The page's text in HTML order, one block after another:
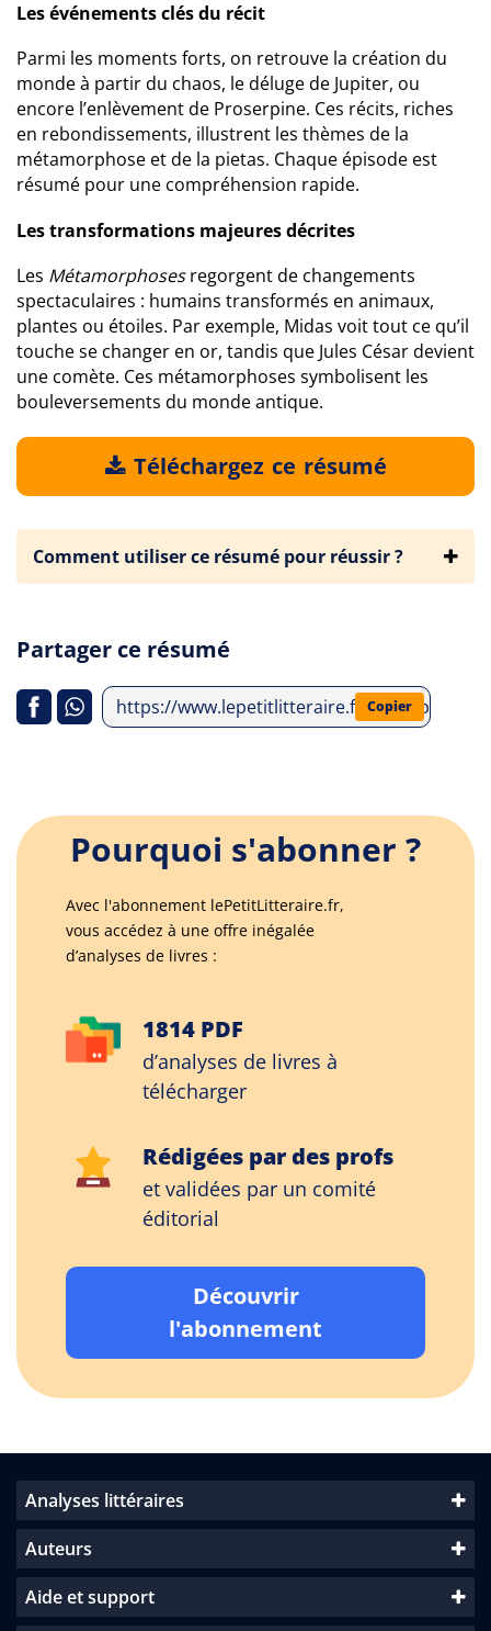
Les événements clés du récit
Parmi les moments forts, on retrouve la création du
monde à partir du chaos, le déluge de Jupiter, ou
encore l’enlèvement de Proserpine. Ces récits, riches
en rebondissements, illustrent les thèmes de la
métamorphose et de la pietas. Chaque épisode est
résumé pour une compréhension rapide.
Les transformations majeures décrites
Les Métamorphosesregorgent de changements
spectaculaires : humains transformés en animaux,
plantes ou étoiles. Par exemple, Midas voit tout ce qu’il
touche se changer en or, tandis que Jules César devient
une comète. Ces métamorphoses symbolisent les
bouleversements du monde antique.
Téléchargez ce résumé
Comment utiliser ce résumé pour réussir ?
Partager ce résumé
https://www.lepetitlitteraire.fr/index.php/
Copier
Pourquoi s'abonner ?
Avec l'abonnement lePetitLitteraire.fr,
vous accédez à une offre inégalée
d’analyses de livres :
1814 PDF
d’analyses de livres à
télécharger
Rédigées par des profs
et validées par un comité
éditorial
Découvrir
l'abonnement
Analyses littéraires
Auteurs
Aide et support